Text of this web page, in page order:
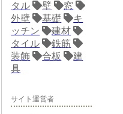
タル
壁
窓
外壁
基礎
キ
ッチン
建材
タイル
鉄筋
装飾
合板
建
具
サイト運営者